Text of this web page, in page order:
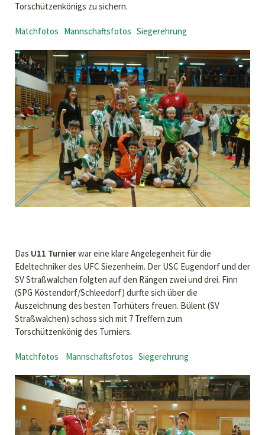
Torschützenkönigs zu sichern.
Matchfotos Mannschaftsfotos Siegerehrung
Das U11 Turnierwar eine klare Angelegenheit für die
Edeltechniker des UFC Siezenheim. Der USC Eugendorf und der
SV Straßwalchen folgten auf den Rängen zwei und drei. Finn
(SPG Köstendorf/Schleedorf) durfte sich über die
Auszeichnung des besten Torhüters freuen. Bülent (SV
Straßwalchen) schoss sich mit 7 Treffern zum
Torschützenkönig des Turniers.
Matchfotos Mannschaftsfotos Siegerehrung